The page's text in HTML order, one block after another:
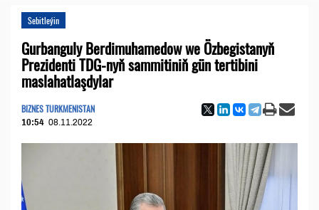
Sebitleýin
Gurbanguly Berdimuhamedow we Özbegistanyň
Prezidenti TDG-nyň sammitiniň gün tertibini
maslahatlaşdylar
BIZNES TURKMENISTAN
10:54 08.11.2022